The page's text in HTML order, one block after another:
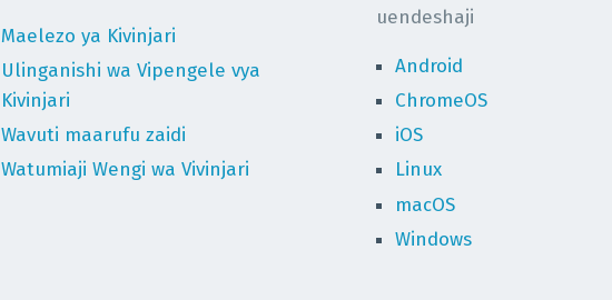
Maelezo ya Kivinjari
Ulinganishi wa Vipengele vya
Kivinjari
Wavuti maarufu zaidi
Watumiaji Wengi wa Vivinjari
uendeshaji
Android
ChromeOS
iOS
Linux
macOS
Windows